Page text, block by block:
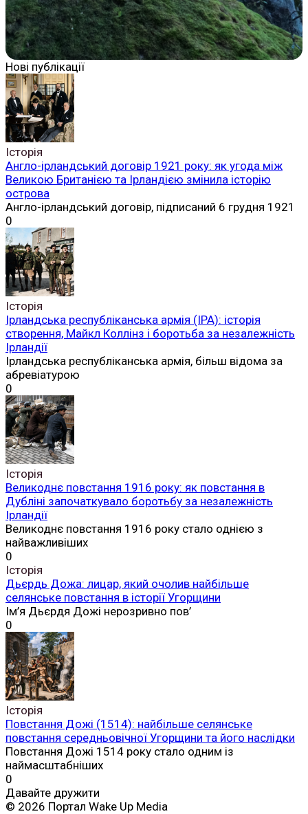
Нові публікації
Історія
Англо-ірландський договір 1921 року: як угода між
Великою Британією та Ірландією змінила історію
острова
Англо-ірландський договір, підписаний 6 грудня 1921
0
Історія
Ірландська республіканська армія (ІРА): історія
створення, Майкл Коллінз і боротьба за незалежність
Ірландії
Ірландська республіканська армія, більш відома за
абревіатурою
0
Історія
Великоднє повстання 1916 року: як повстання в
Дубліні започаткувало боротьбу за незалежність
Ірландії
Великоднє повстання 1916 року стало однією з
найважливіших
0
Історія
Дьєрдь Дожа: лицар, який очолив найбільше
селянське повстання в історії Угорщини
Ім’я Дьєрдя Дожі нерозривно пов’
0
Історія
Повстання Дожі (1514): найбільше селянське
повстання середньовічної Угорщини та його наслідки
Повстання Дожі 1514 року стало одним із
наймасштабніших
0
Давайте дружити
© 2026 Портал Wake Up Media